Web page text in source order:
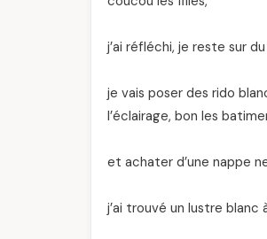
j’ai réfléchi, je reste sur
je vais poser des rido
l’éclairage, bon les
et achater d’une nappe
j’ai trouvé un lustre blanc